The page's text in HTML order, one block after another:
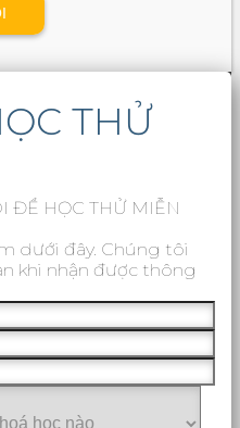
THỬ
ĐỂ HỌC THỬ MIỄN
dưới đây. Chúng tôi
khi nhận được thông